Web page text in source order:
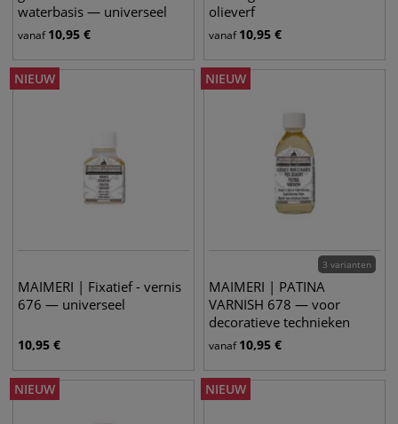
waterbasis — universeel
vanaf 10,95 €
olieverf
vanaf 10,95 €
NIEUW
MAIMERI | Fixatief - vernis
676 — universeel
10,95 €
NIEUW
3 varianten
MAIMERI | PATINA
VARNISH 678 — voor
decoratieve technieken
vanaf 10,95 €
NIEUW NIEUW